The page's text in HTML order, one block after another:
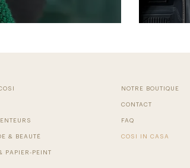
& BEAUTÉ
PAPIER-PEINT
NOTRE BOUTIQUE
CONTACT
FAQ
COSI IN CASA